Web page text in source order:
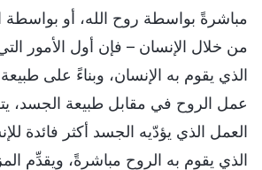
مباشرةً بواسطة روح الله، أو بواسطة
من خلال الإنسان – فإن أول الأمور
الذي يقوم به الإنسان، وبناءً على
عمل الروح في مقابل طبيعة الجسد،
العمل الذي يؤدّيه الجسد أكثر فائدة
الذي يقوم به الروح مباشرةً، ويقدِّم